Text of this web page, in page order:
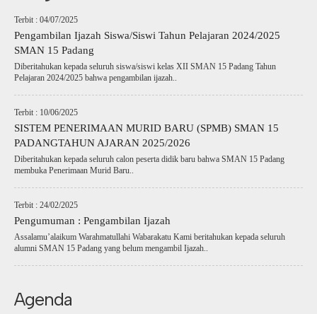
Terbit : 04/07/2025
Pengambilan Ijazah Siswa/Siswi Tahun Pelajaran 2024/2025
SMAN 15 Padang
Diberitahukan kepada seluruh siswa/siswi kelas XII SMAN 15 Padang Tahun
Pelajaran 2024/2025 bahwa pengambilan ijazah..
Terbit : 10/06/2025
SISTEM PENERIMAAN MURID BARU (SPMB) SMAN 15
PADANGTAHUN AJARAN 2025/2026
Diberitahukan kepada seluruh calon peserta didik baru bahwa SMAN 15 Padang
membuka Penerimaan Murid Baru..
Terbit : 24/02/2025
Pengumuman : Pengambilan Ijazah
Assalamu’alaikum Warahmatullahi Wabarakatu Kami beritahukan kepada seluruh
alumni SMAN 15 Padang yang belum mengambil Ijazah..
Agenda